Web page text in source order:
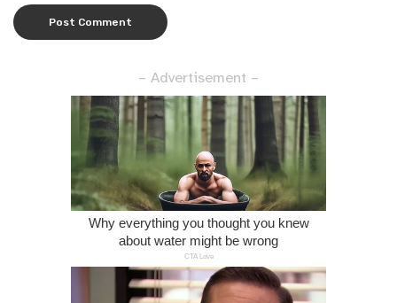
– Advertisement –